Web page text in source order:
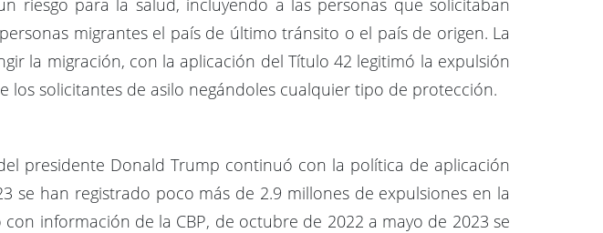
riesgo para la salud, incluyendo a las personas que solicitaban
migrantes el país de último tránsito o el país de origen. La
la migración, con la aplicación del Título 42 legitimó la expulsión
solicitantes de asilo negándoles cualquier tipo de protección.
presidente Donald Trump continuó con la política de aplicación
se han registrado poco más de 2.9 millones de expulsiones en la
información de la CBP, de octubre de 2022 a mayo de 2023 se